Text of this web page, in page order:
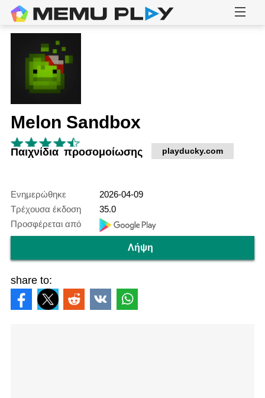
Melon Sandbox
Παιχνίδια προσομοίωσης playducky.com
Ενημερώθηκε
2026-04-09
Τρέχουσα έκδοση
35.0
Προσφέρεται από
Λήψη
share to: